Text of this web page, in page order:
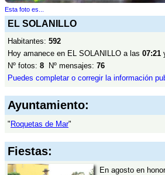
Esta foto es...
EL SOLANILLO
Habitantes: 592
Hoy amanece en EL SOLANILLO a las 07:21
Nº fotos: 8 Nº mensajes: 76
Puedes completar o corregir la información
Ayuntamiento:
" Roquetas de Mar"
Fiestas:
En agosto en